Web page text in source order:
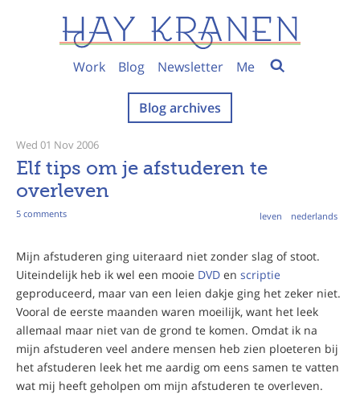
Work Blog Newsletter Me
Blog archives
Wed 01 Nov 2006
Elf tips om je afstuderen te
overleven
5 comments leven nederlands
Mijn afstuderen ging uiteraard niet zonder slag of stoot.
Uiteindelijk heb ik wel een mooie DVD en scriptie
geproduceerd, maar van een leien dakje ging het zeker niet.
Vooral de eerste maanden waren moeilijk, want het leek
allemaal maar niet van de grond te komen. Omdat ik na
mijn afstuderen veel andere mensen heb zien ploeteren bij
het afstuderen leek het me aardig om eens samen te vatten
wat mij heeft geholpen om mijn afstuderen te overleven.